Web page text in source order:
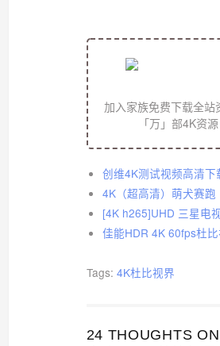
加入家族免费下载全站
「万」部4K资源
创维4K测试视频高清下
4K（超高清）萌犬赛跑
[4K h265]UHD 三星电
佳能HDR 4K 60fps杜
Tags: 4K杜比视界
24 THOUGHTS ON